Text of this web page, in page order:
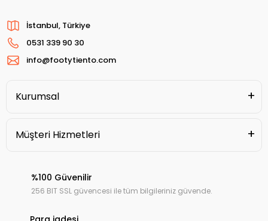
İstanbul, Türkiye
0531 339 90 30
info@footytiento.com
Kurumsal
Müşteri Hizmetleri
%100 Güvenilir
256 BIT SSL güvencesi ile tüm bilgileriniz güvende.